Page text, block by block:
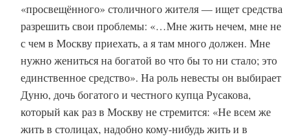
«просвещённого» столичного жителя — ищет средства
разрешить свои проблемы: «…Мне жить нечем, мне не
с чем в Москву приехать, а я там много должен. Мне
нужно жениться на богатой во что бы то ни стало; это
единственное средство». На роль невесты он выбирает
Дуню, дочь богатого и честного купца Русакова,
который как раз в Москву не стремится: «Не всем же
жить в столицах, надобно кому-нибудь жить и в